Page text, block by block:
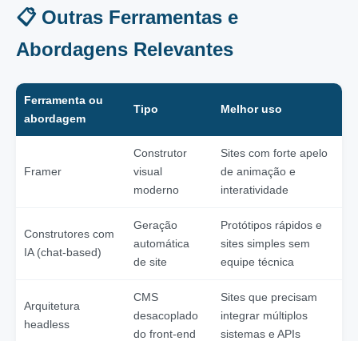
📋 Outras Ferramentas e
Abordagens Relevantes
Ferramenta ou
abordagem
Tipo Melhor uso
Framer
Construtor
visual
moderno
Sites com forte apelo
de animação e
interatividade
Construtores com
IA (chat-based)
Geração
automática
de site
Protótipos rápidos e
sites simples sem
equipe técnica
Arquitetura
headless
CMS
desacoplado
do front-end
Sites que precisam
integrar múltiplos
sistemas e APIs